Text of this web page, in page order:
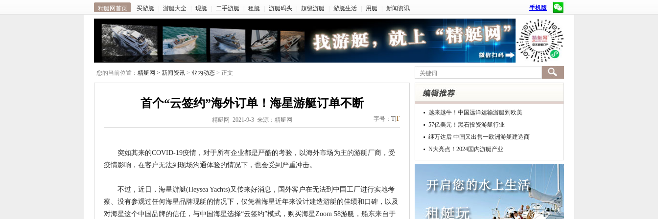
精艇网首页 买游艇 游艇大全 现艇 二手游艇 租艇 游艇码头 超级游艇 游艇生活 用艇 新闻资讯 手机版
您的当前位置： 精艇网 > 新闻资讯 > 业内动态 > 正文
首个“云签约”海外订单！海星游艇订单不断
精艇网 2021-9-3 来源：精艇网 字号： T|T
突如其来的COVID-19疫情，对于所有企业都是严酷的考验，以海外市场为主的游艇厂商，受
疫情影响，在客户无法到现场沟通体验的情况下，也会受到严重冲击。
不过，近日，海星游艇(Heysea Yachts)又传来好消息，国外客户在无法到中国工厂进行实地考
察、没有参观过任何海星品牌现艇的情况下，仅凭着海星近年来设计建造游艇的佳绩和口碑，以及
对海星这个中国品牌的信任，与中国海星选择“云签约”模式，购买海星Zoom 58游艇，船东来自于
越来越牛！中国远洋运输游艇到欧美
57亿美元！黑石投资游艇行业
继万达后 中国又出售一欧洲游艇建造商
N大亮点！2024国内游艇产业